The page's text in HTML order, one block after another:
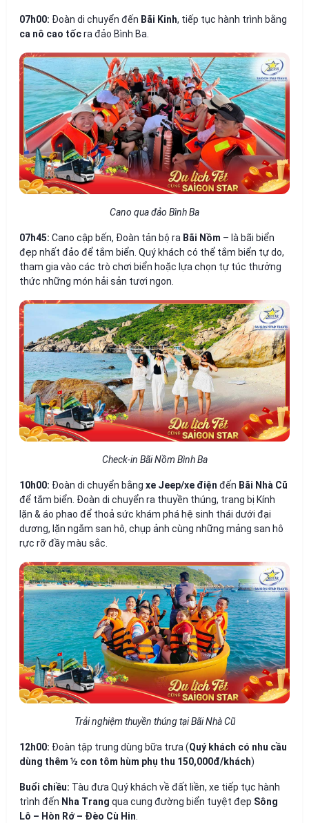
07h00: Đoàn di chuyển đến Bãi Kinh, tiếp tục hành trình bằng
ca nô cao tốcra đảo Bình Ba.
Cano qua đảo Bình Ba
07h45: Cano cập bến, Đoàn tản bộ ra Bãi Nồm – là bãi biển
đẹp nhất đảo để tắm biển. Quý khách có thể tắm biển tự do,
tham gia vào các trò chơi biển hoặc lựa chọn tự túc thưởng
thức những món hải sản tươi ngon.
Check-in Bãi Nồm Bình Ba
10h00: Đoàn di chuyển bằng xe Jeep/xe điện đến Bãi Nhà Cũ
để tắm biển. Đoàn di chuyển ra thuyền thúng, trang bị Kính
lặn & áo phao để thoả sức khám phá hệ sinh thái dưới đại
dương, lặn ngắm san hô, chụp ảnh cùng những mảng san hô
rực rỡ đầy màu sắc.
Trải nghiệm thuyền thúng tại Bãi Nhà Cũ
12h00: Đoàn tập trung dùng bữa trưa (Quý khách có nhu cầu
dùng thêm ½ con tôm hùm phụ thu 150,000đ/khách)
Buổi chiều: Tàu đưa Quý khách về đất liền, xe tiếp tục hành
trình đến Nha Trang qua cung đường biển tuyệt đẹp Sông
Lô – Hòn Rớ – Đèo Cù Hin.